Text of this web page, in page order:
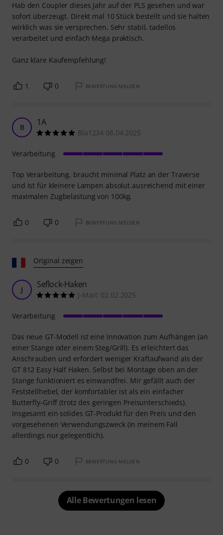
Hab den Coupler dieses Jahr auf der PLS gesehen und war
sofort überzeugt. Direkt mal 10 Stück bestellt und sie halten
wirklich was sie versprechen. Sehr stabil, tadellos
verarbeitet und einfach Mega praktisch.
Ganz klare Kaufempfehlung!
1 0 BEWERTUNG MELDEN
B 1A
Bla1234 08.04.2025
Top Verarbeitung, braucht minimal Platz an der Traverse
und ist für kleinere Lampen absolut ausreichend mit einer
maximalen Zugbelastung von 100kg.
Verarbeitung
0 0 BEWERTUNG MELDEN
Original zeigen
J Seflock-Haken
J-Marc 02.02.2025
Das neue GT-Modell ist eine Innovation zum Aufhängen (an
einer Stange oder einem Steg/Grill). Es erleichtert das
Anschrauben und erfordert weniger Kraftaufwand als der
GT 812 Easy Half Haken. Selbst bei Montage oben an der
Stange funktioniert es einwandfrei. Mir gefällt auch der
Feststellhebel, der komfortabler ist als ein einfacher
Butterfly-Griff (trotz des geringen Preisunterschieds).
Insgesamt ein solides GT-Produkt für den Preis und den
vorgesehenen Verwendungszweck (in meinem Fall
allerdings nur gelegentlich).
Verarbeitung
0 0 BEWERTUNG MELDEN
Alle Bewertungen lesen